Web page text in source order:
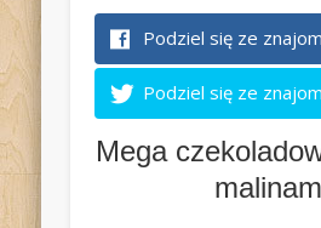
Podziel się ze
Podziel się ze
Mega